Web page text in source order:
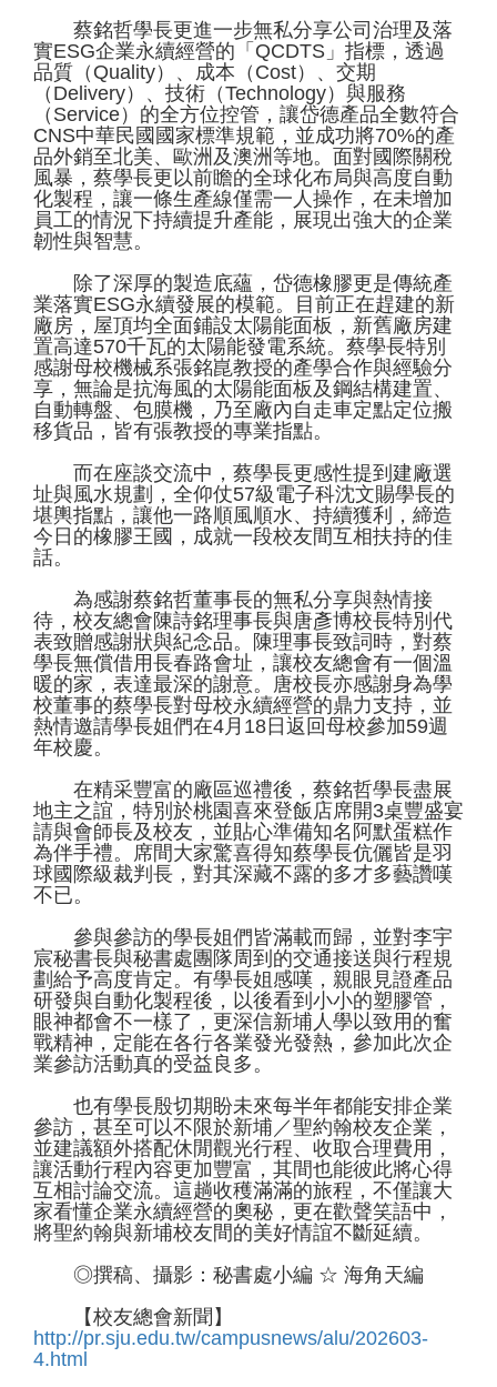
蔡銘哲學長更進一步無私分享公司治理及落
實ESG企業永續經營的「QCDTS」指標，透過
品質（Quality）、成本（Cost）、交期
（Delivery）、技術（Technology）與服務
（Service）的全方位控管，讓岱德產品全數符合
CNS中華民國國家標準規範，並成功將70%的產
品外銷至北美、歐洲及澳洲等地。面對國際關稅
風暴，蔡學長更以前瞻的全球化布局與高度自動
化製程，讓一條生產線僅需一人操作，在未增加
員工的情況下持續提升產能，展現出強大的企業
韌性與智慧。
除了深厚的製造底蘊，岱德橡膠更是傳統產
業落實ESG永續發展的模範。目前正在趕建的新
廠房，屋頂均全面鋪設太陽能面板，新舊廠房建
置高達570千瓦的太陽能發電系統。蔡學長特別
感謝母校機械系張銘崑教授的產學合作與經驗分
享，無論是抗海風的太陽能面板及鋼結構建置、
自動轉盤、包膜機，乃至廠內自走車定點定位搬
移貨品，皆有張教授的專業指點。
而在座談交流中，蔡學長更感性提到建廠選
址與風水規劃，全仰仗57級電子科沈文賜學長的
堪輿指點，讓他一路順風順水、持續獲利，締造
今日的橡膠王國，成就一段校友間互相扶持的佳
話。
為感謝蔡銘哲董事長的無私分享與熱情接
待，校友總會陳詩銘理事長與唐彥博校長特別代
表致贈感謝狀與紀念品。陳理事長致詞時，對蔡
學長無償借用長春路會址，讓校友總會有一個溫
暖的家，表達最深的謝意。唐校長亦感謝身為學
校董事的蔡學長對母校永續經營的鼎力支持，並
熱情邀請學長姐們在4月18日返回母校參加59週
年校慶。
在精采豐富的廠區巡禮後，蔡銘哲學長盡展
地主之誼，特別於桃園喜來登飯店席開3桌豐盛宴
請與會師長及校友，並貼心準備知名阿默蛋糕作
為伴手禮。席間大家驚喜得知蔡學長伉儷皆是羽
球國際級裁判長，對其深藏不露的多才多藝讚嘆
不已。
參與參訪的學長姐們皆滿載而歸，並對李宇
宸秘書長與秘書處團隊周到的交通接送與行程規
劃給予高度肯定。有學長姐感嘆，親眼見證產品
研發與自動化製程後，以後看到小小的塑膠管，
眼神都會不一樣了，更深信新埔人學以致用的奮
戰精神，定能在各行各業發光發熱，參加此次企
業參訪活動真的受益良多。
也有學長殷切期盼未來每半年都能安排企業
參訪，甚至可以不限於新埔／聖約翰校友企業，
並建議額外搭配休閒觀光行程、收取合理費用，
讓活動行程內容更加豐富，其間也能彼此將心得
互相討論交流。這趟收穫滿滿的旅程，不僅讓大
家看懂企業永續經營的奧秘，更在歡聲笑語中，
將聖約翰與新埔校友間的美好情誼不斷延續。
◎撰稿、攝影：秘書處小編 ☆ 海角天編
【校友總會新聞】
http://pr.sju.edu.tw/campusnews/alu/202603-
4.html